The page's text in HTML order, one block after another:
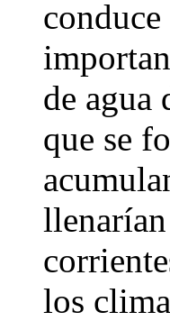
de agua
que se
los